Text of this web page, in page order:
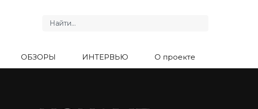
ОБЗОРЫ ИНТЕРВЬЮ О проекте